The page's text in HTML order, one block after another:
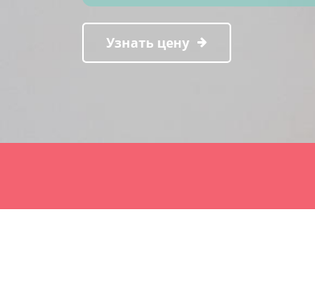
Узнать цену